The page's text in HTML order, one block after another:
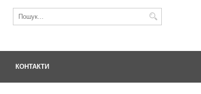
КОНТАКТИ